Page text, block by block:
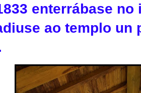
enterrábase
ao templo un